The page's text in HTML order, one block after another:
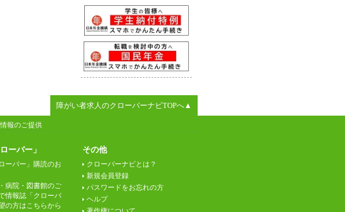
障がい者求人のクローバーナビTOPへ▲
報のご提供
ーバー」
ーバー」購読のお
病院・図書館のご
情報誌「クローバ
の方はこちらから
その他
クローバーナビとは？
新規会員登録
パスワードをお忘れの方
ヘルプ